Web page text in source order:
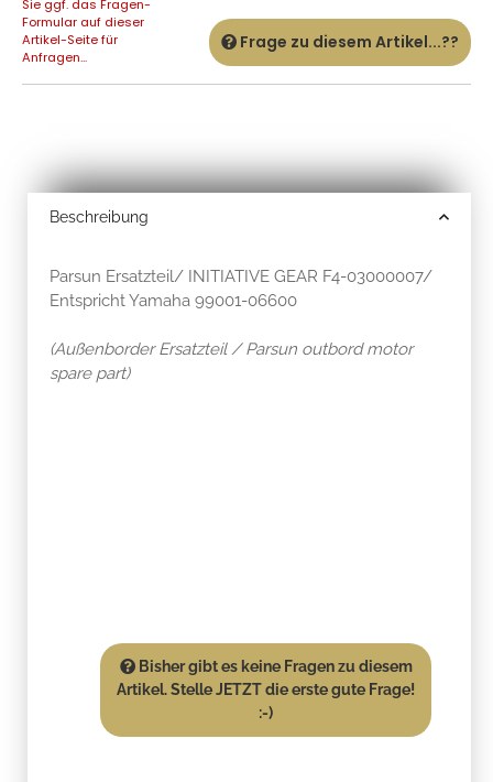
Sie ggf. das Fragen-
Formular auf dieser
Artikel-Seite für
Anfragen...
Frage zu diesem Artikel...??
Beschreibung
Parsun Ersatzteil/ INITIATIVE GEAR F4-03000007/
Entspricht Yamaha 99001-06600
(Außenborder Ersatzteil / Parsun outbord motor
spare part)
Bisher gibt es keine Fragen zu diesem
Artikel. Stelle JETZT die erste gute Frage!
:-)